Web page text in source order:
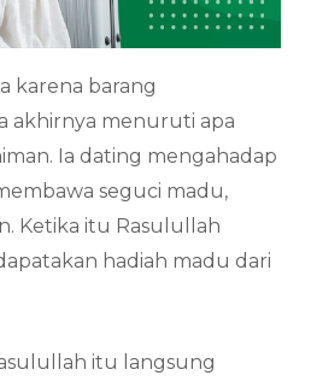
karena barang
akhirnya menuruti apa
Ia dating mengahadap
seguci madu,
Ketika itu Rasulullah
hadiah madu dari
itu langsung